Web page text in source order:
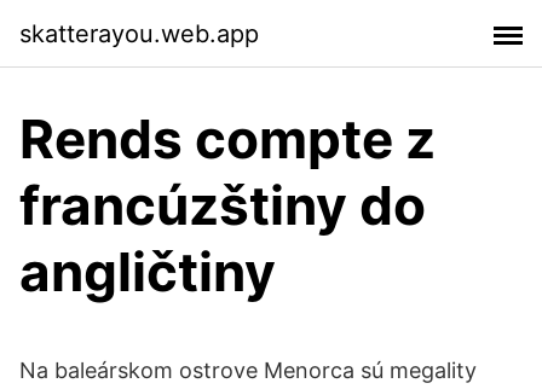
skatterayou.web.app
Rends compte z
francúzštiny do
angličtiny
Na baleárskom ostrove Menorca sú megality